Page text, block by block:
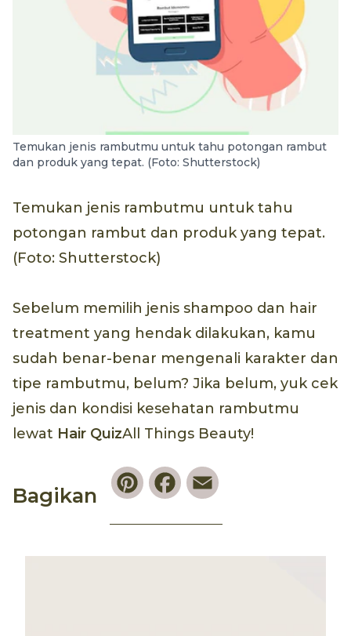
Temukan jenis rambutmu untuk tahu potongan rambut
dan produk yang tepat. (Foto: Shutterstock)
Temukan jenis rambutmu untuk tahu
potongan rambut dan produk yang tepat.
(Foto: Shutterstock)
Sebelum memilih jenis shampoo dan hair
treatment yang hendak dilakukan, kamu
sudah benar-benar mengenali karakter dan
tipe rambutmu, belum? Jika belum, yuk cek
jenis dan kondisi kesehatan rambutmu
lewat Hair QuizAll Things Beauty!
Bagikan
PinterestFacebook